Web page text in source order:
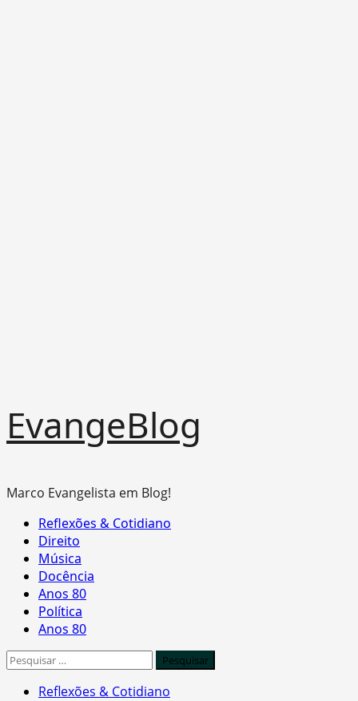
to
content
EvangeBlog
Marco Evangelista em Blog!
Primary
Menu
Reflexões & Cotidiano
Direito
Música
Docência
Anos 80
Política
Anos 80
Pesquisar
Reflexões & Cotidiano